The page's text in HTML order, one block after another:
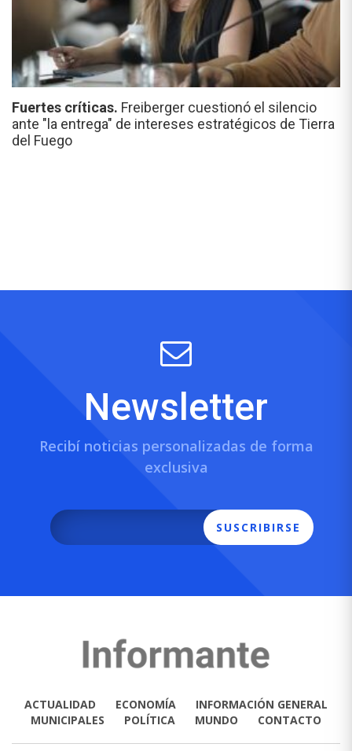
Fuertes críticas. Freiberger cuestionó el silencio
ante "la entrega" de intereses estratégicos de Tierra
del Fuego
Newsletter
Recibí noticias personalizadas de forma
exclusiva
SUSCRIBIRSE
ACTUALIDAD ECONOMÍA
INFORMACIÓN GENERAL
MUNICIPALES
POLÍTICA MUNDO CONTACTO